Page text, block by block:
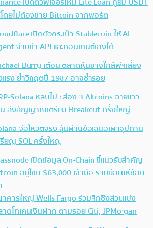
โดยไม่ต้องขาย Bitcoin จากพอร์ต
เปิดตัวกระเป๋า Stablecoin ให้ AI
จ่ายค่า API และคอนเทนต์เองได้
Burry เตือน ตลาดหุ้นอาจใกล้พีคเสี่ยง
แรง ย้ำวิกฤตปี 1987 อาจซ้ำรอย
Solana หลบไป : ส่อง 3 Altcoins ฉายแวว
น ส่งสัญญาณเตรียม Breakout ครั้งใหญ่
จ่อโหวตจริง ลุ้นผ่านข้อเสนอเผาอุปทาน
รียญ SOL ครั้งใหญ่
เปิดข้อมูล On-Chain ชี้แนวรับสำคัญ
อยู่โซน $63,000 เจ้ามือ-รายย่อยแห่ช้อน
าคารใหญ่ Wells Fargo ร่วมศึกชิงส่วนแบ่ง
ดโทเคนเงินฝาก ตามรอย Citi, JPMorgan